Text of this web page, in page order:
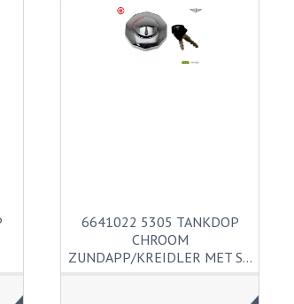
6641022 5305 TANKDOP
CHROOM
ZUNDAPP/KREIDLER MET S…